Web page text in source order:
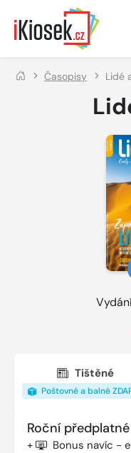
Přejít na hlavní obsah
Časopisy Lidé
Tištěné
Poštovné a balné
Roční předplatné
+ Bonus navíc -